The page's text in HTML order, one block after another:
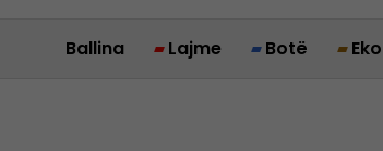
Ballina Lajme Botë